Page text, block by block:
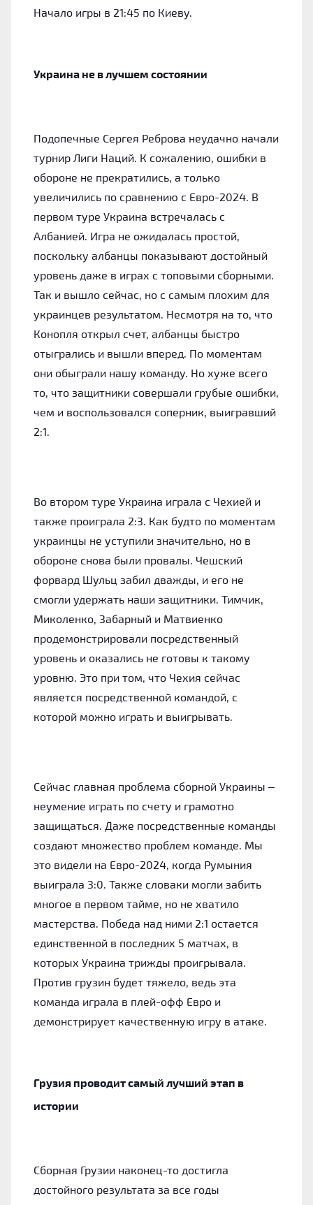
Начало игры в 21:45 по Киеву.
Украина не в лучшем состоянии
Подопечные Сергея Реброва неудачно начали
турнир Лиги Наций. К сожалению, ошибки в
обороне не прекратились, а только
увеличились по сравнению с Евро-2024. В
первом туре Украина встречалась с
Албанией. Игра не ожидалась простой,
поскольку албанцы показывают достойный
уровень даже в играх с топовыми сборными.
Так и вышло сейчас, но с самым плохим для
украинцев результатом. Несмотря на то, что
Конопля открыл счет, албанцы быстро
отыгрались и вышли вперед. По моментам
они обыграли нашу команду. Но хуже всего
то, что защитники совершали грубые ошибки,
чем и воспользовался соперник, выигравший
2:1.
Во втором туре Украина играла с Чехией и
также проиграла 2:3. Как будто по моментам
украинцы не уступили значительно, но в
обороне снова были провалы. Чешский
форвард Шульц забил дважды, и его не
смогли удержать наши защитники. Тимчик,
Миколенко, Забарный и Матвиенко
продемонстрировали посредственный
уровень и оказались не готовы к такому
уровню. Это при том, что Чехия сейчас
является посредственной командой, с
которой можно играть и выигрывать.
Сейчас главная проблема сборной Украины –
неумение играть по счету и грамотно
защищаться. Даже посредственные команды
создают множество проблем команде. Мы
это видели на Евро-2024, когда Румыния
выиграла 3:0. Также словаки могли забить
многое в первом тайме, но не хватило
мастерства. Победа над ними 2:1 остается
единственной в последних 5 матчах, в
которых Украина трижды проигрывала.
Против грузин будет тяжело, ведь эта
команда играла в плей-офф Евро и
демонстрирует качественную игру в атаке.
Грузия проводит самый лучший этап в
истории
Сборная Грузии наконец-то достигла
достойного результата за все годы